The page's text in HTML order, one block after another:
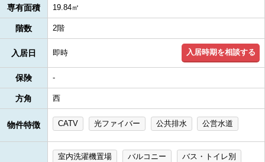
専有面積 19.84㎡
階数 2階
入居日 即時 入居時期を相談する
保険 -
方角 西
物件特徴 CATV 光ファイバー 公共排水 公営水道
室内洗濯機置場 バルコニー バス・トイレ別